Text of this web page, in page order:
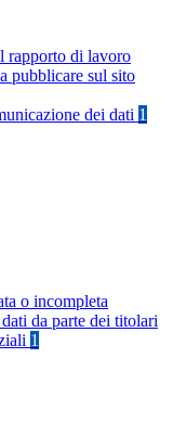
rapporto di lavoro
pubblicare sul sito
dei dati 1
o incompleta
da parte dei titolari
1